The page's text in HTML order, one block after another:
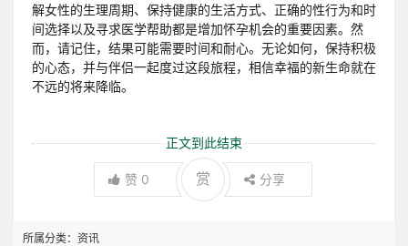
解女性的生理周期、保持健康的生活方式、正确的性行为和时
间选择以及寻求医学帮助都是增加怀孕机会的重要因素。然
而，请记住，结果可能需要时间和耐心。无论如何，保持积极
的心态，并与伴侣一起度过这段旅程，相信幸福的新生命就在
不远的将来降临。
正文到此结束
赞 0 赏 分享
所属分类： 资讯